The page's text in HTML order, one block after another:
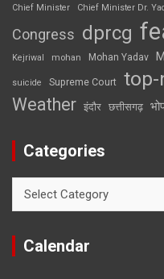
Chief Minister
Chief Minister Dr.
Congress dprcg
Kejriwal mohan Mohan Yadav
suicide Supreme Court top-
Weather इंदौर छत्तीसगढ़
Categories
Calendar